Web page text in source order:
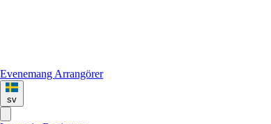
Evenemang Arrangörer
sv